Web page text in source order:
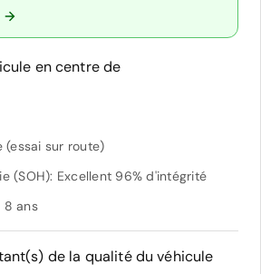
en centre de
(essai sur route)
(SOH): Excellent 96% d'intégrité
8 ans
de la qualité du véhicule